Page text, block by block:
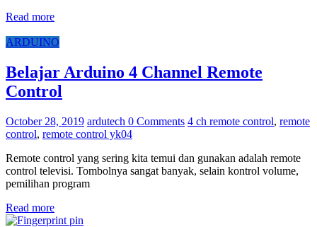
Read more
ARDUINO
Belajar Arduino 4 Channel Remote
Control
October 28, 2019 ardutech 0 Comments 4 ch remote control, remote
control, remote control yk04
Remote control yang sering kita temui dan gunakan adalah remote
control televisi. Tombolnya sangat banyak, selain kontrol volume,
pemilihan program
Read more